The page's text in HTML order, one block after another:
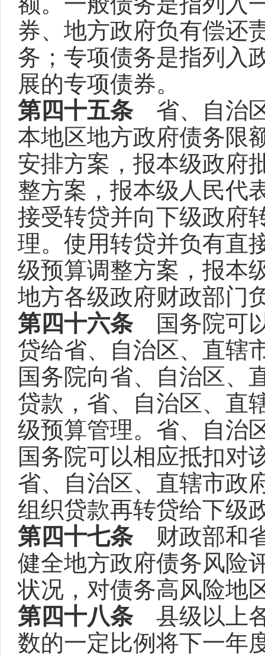
券、地方政府负有偿还
务；专项债务是指列入
展的专项债券。
第四十五条省、自治区
本地区地方政府债务限
安排方案，报本级政府
整方案，报本级人民代
接受转贷并向下级政府
理。使用转贷并负有直
级预算调整方案，报本
地方各级政府财政部门
第四十六条国务院可以
贷给省、自治区、直辖
国务院向省、自治区、
贷款，省、自治区、直
级预算管理。省、自治
国务院可以相应抵扣对
省、自治区、直辖市政
组织贷款再转贷给下级
第四十七条财政部和省
健全地方政府债务风险
状况，对债务高风险地
第四十八条县级以上各
数的一定比例将下一年